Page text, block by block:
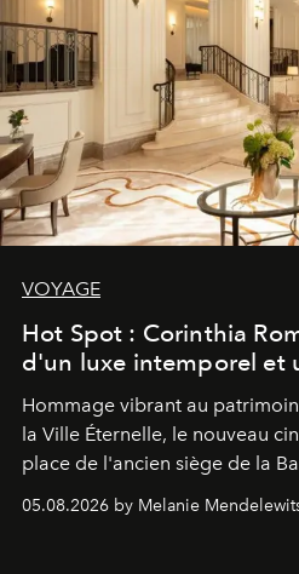
VOYAGE
Hot Spot : Corinthia
d'un luxe intemporel et
Hommage vibrant au
la Ville Éternelle, le nouveau
place de l'ancien siège de la
de vivre Romain dans toute
05.08.2026 by Melanie